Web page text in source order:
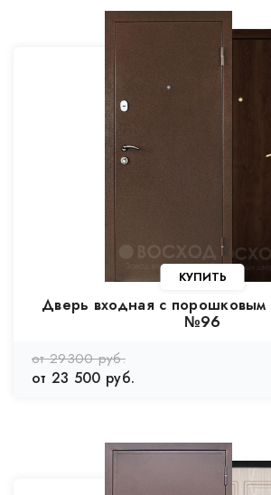
Дверь входная с
№96
от 29300 руб.
от 23 500 руб.